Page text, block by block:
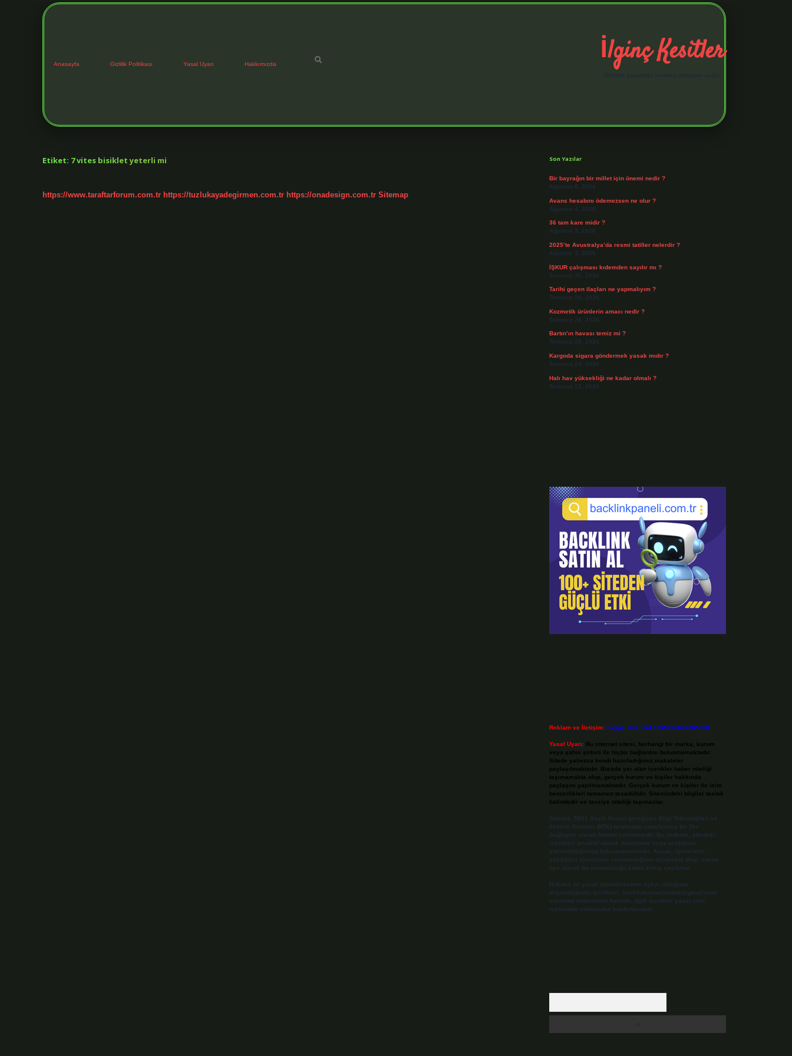
Anasayfa Gizlilik Politikası Yasal Uyarı Hakkımızda İlginç Kesitler
Etiket: 7 vites bisiklet yeterli mi
https://www.taraftarforum.com.tr https://tuzlukayadegirmen.com.tr https://onadesign.com.tr Sitemap
Son Yazılar
Bir bayrağın bir millet için önemi nedir ?
Ağustos 6, 2026
Avans hesabını ödemezsen ne olur ?
Ağustos 4, 2026
36 tam kare midir ?
Ağustos 3, 2026
2025’te Avustralya’da resmi tatiller nelerdir ?
Ağustos 3, 2026
İŞKUR çalışması kıdemden sayılır mı ?
Temmuz 30, 2026
Tarihi geçen ilaçları ne yapmalıyım ?
Temmuz 28, 2026
Kozmetik ürünlerin amacı nedir ?
Temmuz 26, 2026
Bartın’ın havası temiz mi ?
Temmuz 25, 2026
Kargoda sigara göndermek yasak mıdır ?
Temmuz 24, 2026
Halı hav yüksekliği ne kadar olmalı ?
Temmuz 22, 2026
Reklam ve İletişim: Skype: live:.cid.575569c608265c69
Yasal Uyarı: Bu internet sitesi, herhangi bir marka, kurum
veya şahıs şirketi ile hiçbir bağlantısı bulunmamaktadır.
Sitede yalnızca kendi hazırladığımız makaleler
paylaşılmaktadır. Burada yer alan içerikler haber niteliği
taşımamakta olup, gerçek kurum ve kişiler hakkında
paylaşım yapılmamaktadır. Gerçek kurum ve kişiler ile isim
benzerlikleri tamamen tesadüfidir. Sitemizdeki bilgiler taslak
halindedir ve tavsiye niteliği taşımazlar.
Sitemiz, 5651 Sayılı Kanun gereğince Bilgi Teknolojileri ve
İletişim Kurumu (BTK) tarafından onaylanmış bir Yer
Sağlayıcı olarak hizmet vermektedir. Bu nedenle, sitedeki
içerikleri proaktif olarak denetleme veya araştırma
yükümlülüğümüz bulunmamaktadır. Ancak, üyelerimiz
yazdıkları içeriklerin sorumluluğunu taşımakta olup, siteye
üye olarak bu sorumluluğu kabul etmiş sayılırlar.
Hukuka ve yasal düzenlemelere aykırı olduğunu
düşündüğünüz içerikleri,
backlinkpanelicomtr@gmail.com
adresine bildirmeniz halinde, ilgili içerikler yasal süre
içerisinde sitemizden kaldırılacaktır.